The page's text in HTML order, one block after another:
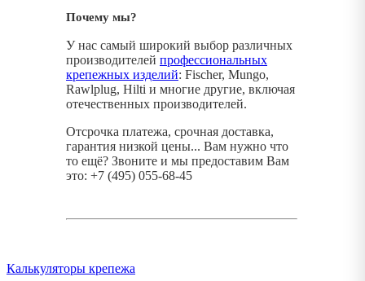
Почему мы?
У нас самый широкий выбор различных
производителей профессиональных
крепежных изделий: Fischer, Mungo,
Rawlplug, Hilti и многие другие, включая
отечественных производителей.
Отсрочка платежа, срочная доставка,
гарантия низкой цены... Вам нужно что
то ещё? Звоните и мы предоставим Вам
это: +7 (495) 055-68-45
Калькуляторы крепежа